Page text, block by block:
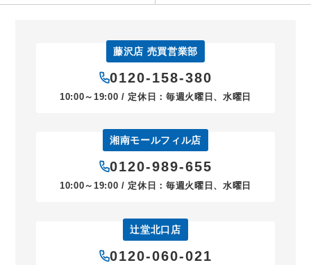
藤沢店 売買営業部
0120-158-380
10:00～19:00 / 定休日：毎週火曜日、水曜日
湘南モールフィル店
0120-989-655
10:00～19:00 / 定休日：毎週火曜日、水曜日
辻堂北口店
0120-060-021